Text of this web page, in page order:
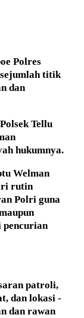
Polres
titik
dan
Tellu
hukumnya.
Welman
rutin
Polri guna
pencurian
patroli,
dan lokasi -
dan rawan